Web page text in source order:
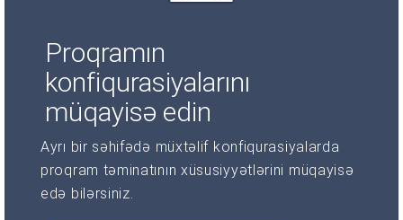
Proqramın
konfiqurasiyalarını
müqayisə edin
Ayrı bir səhifədə müxtəlif konfiqurasiyalarda
proqram təminatının xüsusiyyətlərini müqayisə
edə bilərsiniz.